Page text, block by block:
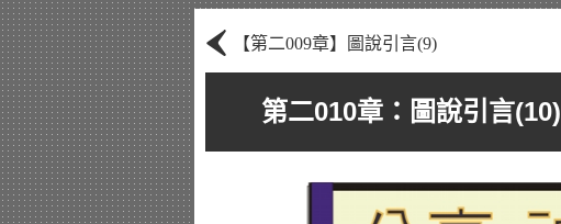
‹ 【第二009章】圖說引言(9)
第二010章：圖說引言(10)